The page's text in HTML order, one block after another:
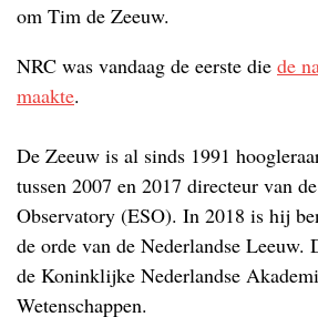
om Tim de Zeeuw.
NRC was vandaag de eerste die de
maakte.
De Zeeuw is al sinds 1991
tussen 2007 en 2017 directeur van
Observatory (ESO). In 2018 is hij
de orde van de Nederlandse Leeuw.
de Koninklijke Nederlandse
Wetenschappen.